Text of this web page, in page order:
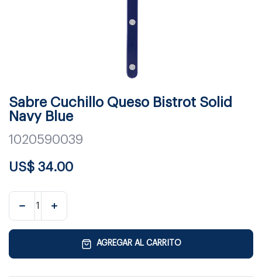
Sabre Cuchillo Queso Bistrot Solid
Navy Blue
1020590039
US$ 34.00
AGREGAR AL CARRITO